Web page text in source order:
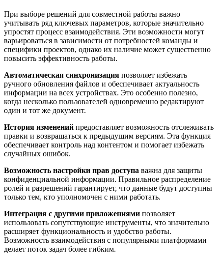
При выборе решений для совместной работы важно
учитывать ряд ключевых параметров, которые значительно
упростят процесс взаимодействия. Эти возможности могут
варьироваться в зависимости от потребностей команды и
специфики проектов, однако их наличие может существенно
повысить эффективность работы.
Автоматическая синхронизация позволяет избежать
ручного обновления файлов и обеспечивает актуальность
информации на всех устройствах. Это особенно полезно,
когда несколько пользователей одновременно редактируют
один и тот же документ.
История изменений предоставляет возможность отслеживать
правки и возвращаться к предыдущим версиям. Эта функция
обеспечивает контроль над контентом и помогает избежать
случайных ошибок.
Возможность настройки прав доступа важна для защиты
конфиденциальной информации. Правильное распределение
ролей и разрешений гарантирует, что данные будут доступны
только тем, кто уполномочен с ними работать.
Интеграция с другими приложениями позволяет
использовать сопутствующие инструменты, что значительно
расширяет функциональность и удобство работы.
Возможность взаимодействия с популярными платформами
делает поток задач более гибким.